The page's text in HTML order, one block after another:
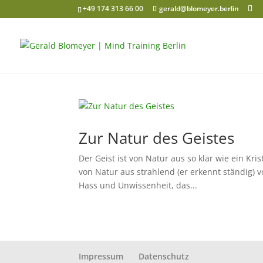
+49 174 313 66 00 gerald@blomeyer.berlin
Zur Natur des Geistes
Der Geist ist von Natur aus so klar wie ein
von Natur aus strahlend (er erkennt ständig)
Hass und Unwissenheit, das...
Impressum Datenschutz